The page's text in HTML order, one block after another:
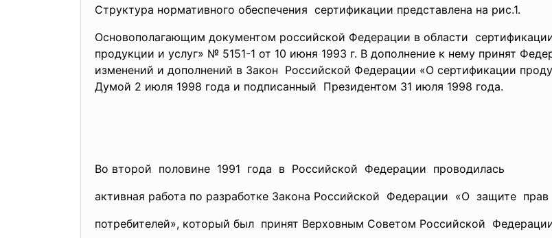
Структура нормативного обеспечения сертификации представлена на рис.1.
Основополагающим документом российской Федерации в области
продукции и услуг» № 5151-1 от 10 июня 1993 г. В дополнение к нему принят
изменений и дополнений в Закон Российской Федерации «О сертификации
Думой 2 июля 1998 года и подписанный Президентом 31 июля 1998 года.
Во второй половине 1991 года в Российской Федерации проводилась
активная работа по разработке Закона Российской Федерации «О защите прав
потребителей», который был принят Верховным Советом Российской